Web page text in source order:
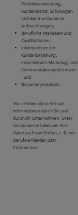
Produktverwendung,
Kundendienst, Schulungen
und damit verbundene
Aufzeichnungen;
Berufliche Interessen und
Qualifikationen;
Informationen zur
Kundenbeziehung,
einschließlich Marketing- und
Kommunikationspräferenzen
; und
Besucherprotokolle.
Wir erheben diese Art von
Informationen durch Sie und
durch Ihr Unternehmen. Unter
Umständen erhalten wir Ihre
Daten auch von Dritten, z. B. von
Berufsverbänden oder
Fachmessen.